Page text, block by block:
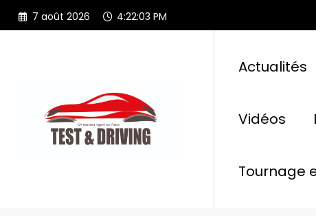
Aller
7 août 2026 4:22:04 PM
Actualités
Vidéos
Tournage